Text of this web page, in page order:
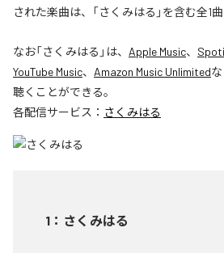
された楽曲は、「さくみはる」を含む全1
なお「さくみはる 」は、 Apple Music、
YouTube Music、 Amazon Music Unlimited
聴くことができる。
各配信サービス： さくみはる
1 ： さくみはる